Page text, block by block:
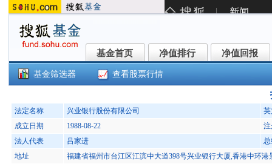
基金首页
基金首页 净值排行
净值排行 净值回报
净值回报
基金筛选器 查看股票行情
法定名称 兴业银行股份有限公司
英
成立日期
1988-08-22
法人代表
吕家进
总
地址
福建省福州市台江区江滨中大道398号兴业银行大厦,香港中环港